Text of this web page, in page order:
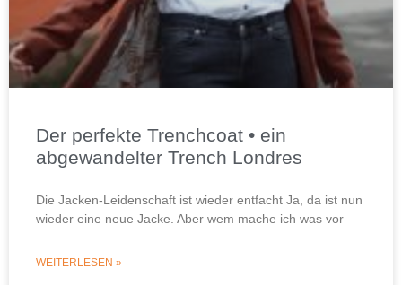
Der perfekte Trenchcoat • ein
abgewandelter Trench Londres
Die Jacken-Leidenschaft ist wieder entfacht Ja, da ist nun
wieder eine neue Jacke. Aber wem mache ich was vor –
WEITERLESEN »